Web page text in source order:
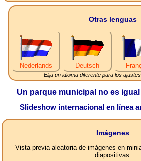
Otras lenguas
Nederlands Deutsch
Elija un idioma diferente para los
Un parque municipal no es
Slideshow internacional en línea
Imágenes
Vista previa aleatoria de imágenes en
diapositivas: